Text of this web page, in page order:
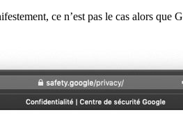
ce n’est pas le cas alors